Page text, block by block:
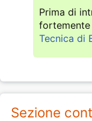
Prima di
Tecnica di
Sezione